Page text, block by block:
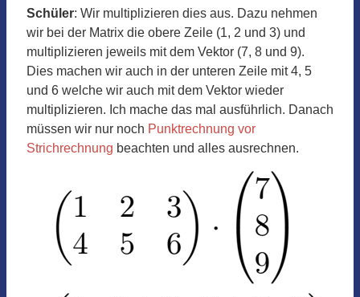
Schüler: Wir multiplizieren dies aus. Dazu nehmen
wir bei der Matrix die obere Zeile (1, 2 und 3) und
multiplizieren jeweils mit dem Vektor (7, 8 und 9).
Dies machen wir auch in der unteren Zeile mit 4, 5
und 6 welche wir auch mit dem Vektor wieder
multiplizieren. Ich mache das mal ausführlich. Danach
müssen wir nur noch Punktrechnung vor
Strichrechnung beachten und alles ausrechnen.